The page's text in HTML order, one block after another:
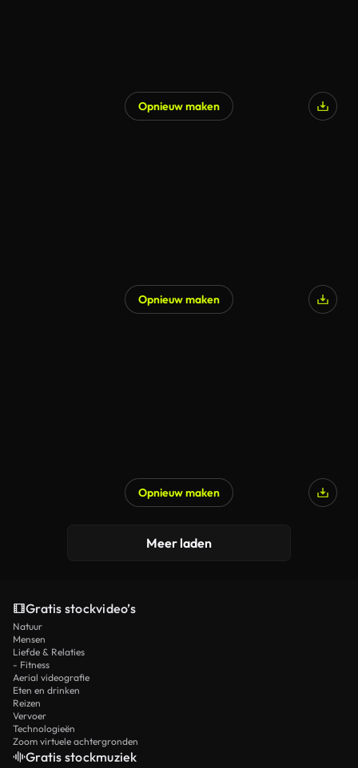
Opnieuw maken
Opnieuw maken
Opnieuw maken
Meer laden
Gratis stockvideo’s
Natuur
Mensen
Liefde & Relaties
- Fitness
Aerial videografie
Eten en drinken
Reizen
Vervoer
Technologieën
Zoom virtuele achtergronden
Gratis stockmuziek